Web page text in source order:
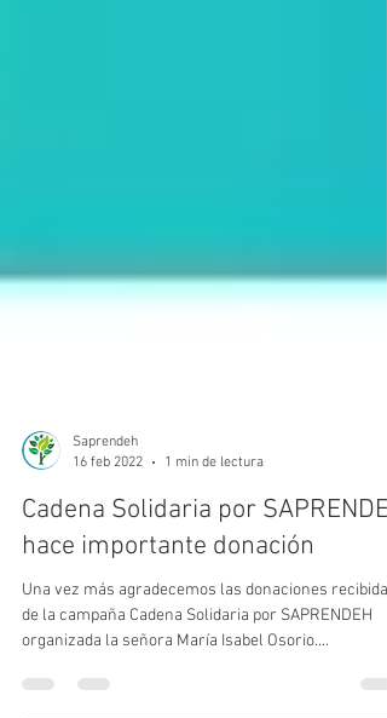
Saprendeh
1 min de lectura
Cadena Solidaria por
hace importante donación
Una vez más agradecemos las donaciones recibidas
de la campaña Cadena Solidaria por SAPRENDEH